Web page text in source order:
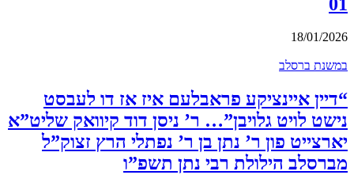
18/01/2026
במשנת ברסלב
“דיין איינציקע פראבלעם איז אז דו לעבסט
נישט לויט גלויבן”… ר’ ניסן דוד קיוואק שליט”א
יארצייט פון ר’ נתן בן ר’ נפתלי הרץ זצוק”ל
מברסלב הילולת רבי נתן תשפ”ו